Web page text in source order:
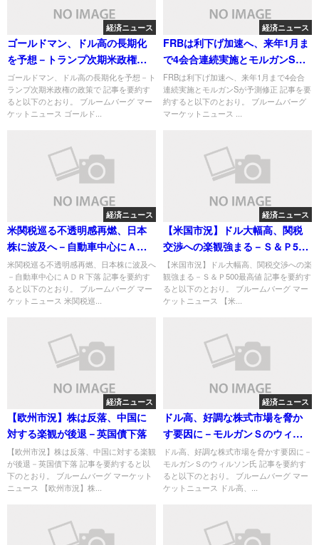
経済ニュース
ゴールドマン、ドル高の長期化
を予想－トランプ次期米政権の
政策で
ゴールドマン、ドル高の長期化を予想－ト
ランプ次期米政権の政策で 記事を要約す
ると以下のとおり。 ブルームバーグ マー
ケットニュース ゴールド...
経済ニュース
FRBは利下げ加速へ、来年1月ま
で4会合連続実施とモルガンSが
予測修正
FRBは利下げ加速へ、来年1月まで4会合
連続実施とモルガンSが予測修正 記事を要
約すると以下のとおり。 ブルームバーグ
マーケットニュース ...
経済ニュース
米関税巡る不透明感再燃、日本
株に波及へ－自動車中心にＡＤ
Ｒ下落
米関税巡る不透明感再燃、日本株に波及へ
－自動車中心にＡＤＲ下落 記事を要約す
ると以下のとおり。 ブルームバーグ マー
ケットニュース 米関税巡...
経済ニュース
【米国市況】ドル大幅高、関税
交渉への楽観強まる－Ｓ＆Ｐ500
最高値
【米国市況】ドル大幅高、関税交渉への楽
観強まる－Ｓ＆Ｐ500最高値 記事を要約す
ると以下のとおり。 ブルームバーグ マー
ケットニュース 【米...
経済ニュース
【欧州市況】株は反落、中国に
対する楽観が後退－英国債下落
【欧州市況】株は反落、中国に対する楽観
が後退－英国債下落 記事を要約すると以
下のとおり。 ブルームバーグ マーケット
ニュース 【欧州市況】株...
経済ニュース
ドル高、好調な株式市場を脅か
す要因に－モルガンＳのウィル
ソン氏
ドル高、好調な株式市場を脅かす要因に－
モルガンＳのウィルソン氏 記事を要約す
ると以下のとおり。 ブルームバーグ マー
ケットニュース ドル高、...